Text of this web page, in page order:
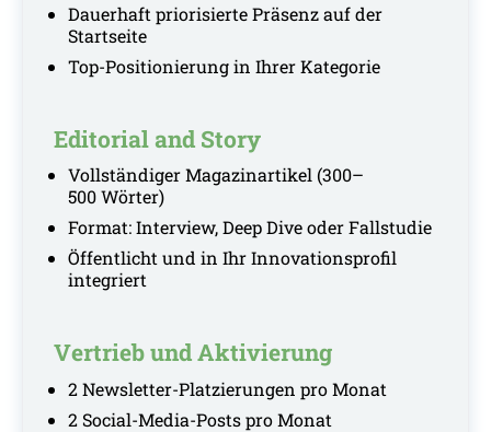
Dauerhaft priorisierte Präsenz auf der
Startseite
Top-Positionierung in Ihrer Kategorie
Editorial and Story
Vollständiger Magazinartikel (300–
500 Wörter)
Format: Interview, Deep Dive oder Fallstudie
Öffentlicht und in Ihr Innovationsprofil
integriert
Vertrieb und Aktivierung
2 Newsletter-Platzierungen pro Monat
2 Social-Media-Posts pro Monat